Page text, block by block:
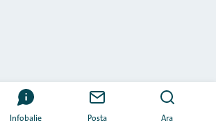
Infobalie Posta Ara